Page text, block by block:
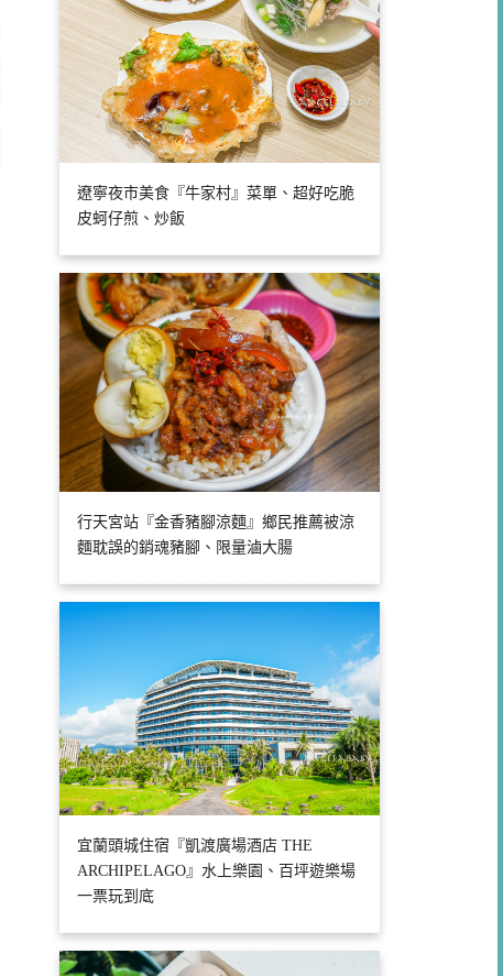
遼寧夜市美食『牛家村』菜單、超好吃脆
皮蚵仔煎、炒飯
行天宮站『金香豬腳涼麵』鄉民推薦被涼
麵耽誤的銷魂豬腳、限量滷大腸
宜蘭頭城住宿『凱渡廣場酒店 THE
ARCHIPELAGO』水上樂園、百坪遊樂場
一票玩到底